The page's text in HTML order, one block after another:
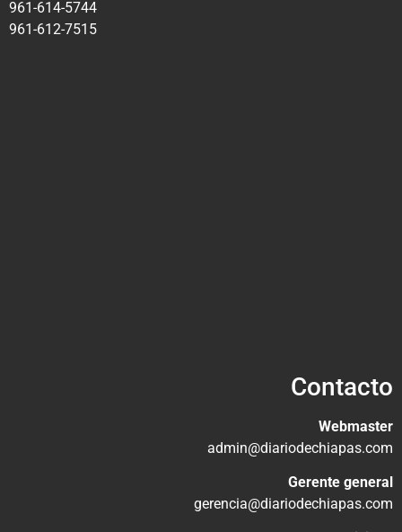
961-614-5744
961-612-7515
Contacto
Webmaster
admin@diariodechiapas.com
Gerente general
gerencia@diariodechiapas.com